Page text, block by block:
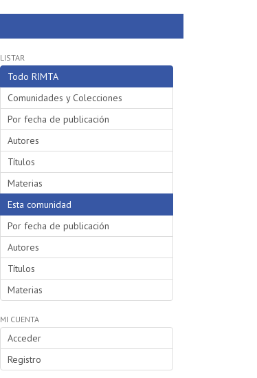
LISTAR
Todo RIMTA
Comunidades y Colecciones
Por fecha de publicación
Autores
Títulos
Materias
Esta comunidad
Por fecha de publicación
Autores
Títulos
Materias
MI CUENTA
Acceder
Registro